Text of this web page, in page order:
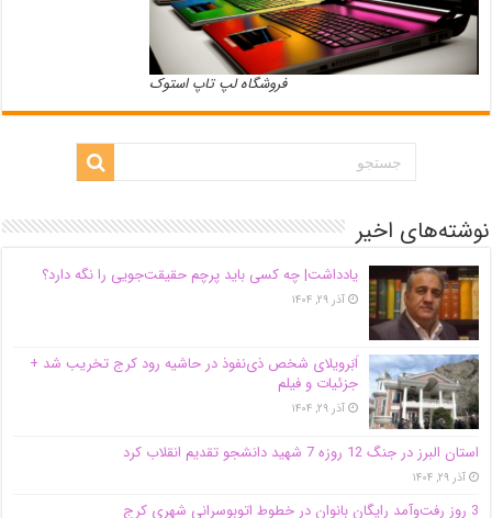
فروشگاه لپ تاپ استوک
نوشته‌های اخیر
یادداشت| ‌چه کسی باید پرچم حقیقت‌جویی را نگه دارد؟
آذر ۲۹, ۱۴۰۴
اَبَر‌ویلای شخص ذی‌نفوذ در حاشیه‌ رود کرج تخریب شد +
جزئیات و فیلم
آذر ۲۹, ۱۴۰۴
استان البرز در جنگ 12 روزه 7 شهید دانشجو تقدیم انقلاب کرد
آذر ۲۹, ۱۴۰۴
3 روز رفت‌وآمد رایگان بانوان در خطوط اتوبوسرانی شهری کرج